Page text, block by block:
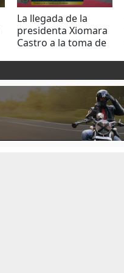
La llegada de la
presidenta Xiomara
Castro a la toma de